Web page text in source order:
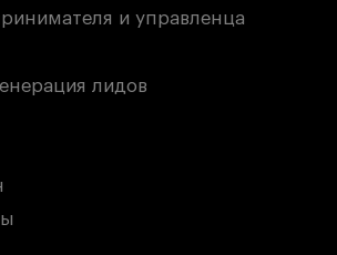
и управленца
лидов